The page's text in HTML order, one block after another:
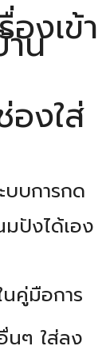
งเข้า
น
องใส่
บบการกด
ปังได้เอง
คู่มือการ
ๆ ใส่ลง